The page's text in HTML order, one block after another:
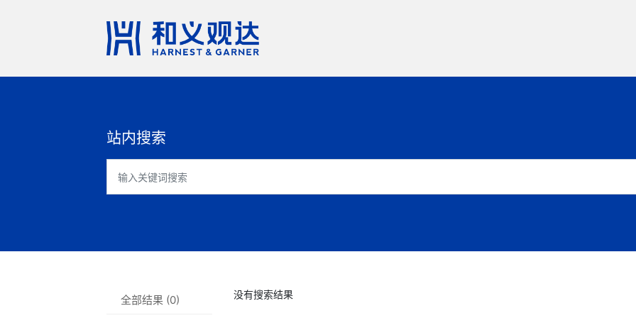
站内搜索
全部结果 (0) 没有搜索结果